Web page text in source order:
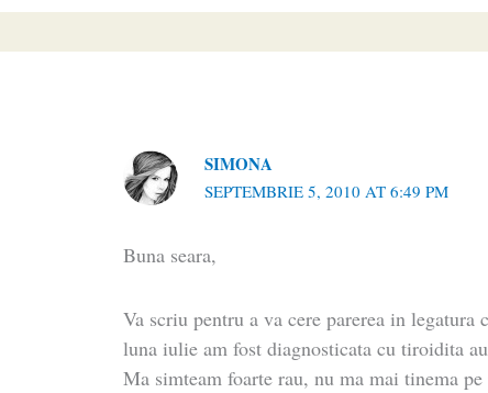
SIMONA
SEPTEMBRIE 5, 2010 AT 6:49 PM
Buna seara,
Va scriu pentru a va cere parerea in legatura
luna iulie am fost diagnosticata cu tiroidita
Ma simteam foarte rau, nu ma mai tinema